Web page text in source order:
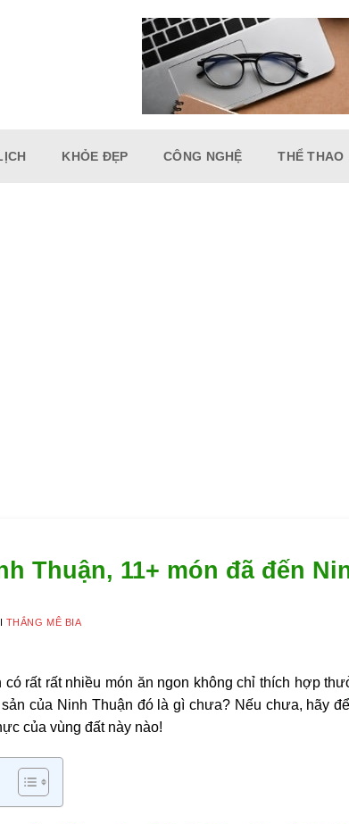
KHỎE ĐẸP CÔNG NGHỆ THỂ THAO
Thuận, 11+ món đã đến
THẮNG MÊ BIA
có rất rất nhiều món ăn ngon không chỉ thích hợp
của Ninh Thuận đó là gì chưa? Nếu chưa, hãy
của vùng đất này nào!